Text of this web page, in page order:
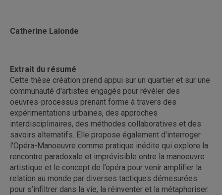
Catherine Lalonde
Extrait du résumé
Cette thèse création prend appui sur un quartier et sur une
communauté d'artistes engagés pour révéler des
oeuvres-processus prenant forme à travers des
expérimentations urbaines, des approches
interdisciplinaires, des méthodes collaboratives et des
savoirs alternatifs. Elle propose également d'interroger
l'Opéra-Manoeuvre comme pratique inédite qui explore la
rencontre paradoxale et imprévisible entre la manoeuvre
artistique et le concept de l’opéra pour venir amplifier la
relation au monde par diverses tactiques démesurées
pour s’infiltrer dans la vie, la réinventer et la métaphoriser.